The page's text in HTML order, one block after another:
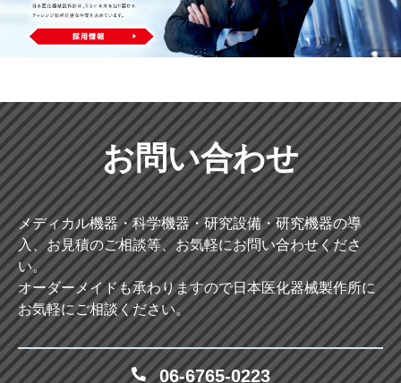
お問い合わせ
メディカル機器・科学機器・研究設備・研究機器の導
入、お見積のご相談等、お気軽にお問い合わせくださ
い。
オーダーメイドも承わりますので日本医化器械製作所に
お気軽にご相談ください。
06-6765-0223